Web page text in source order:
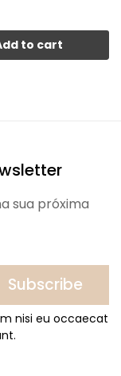
to cart
sua próxima
Subscribe
nisi eu occaecat